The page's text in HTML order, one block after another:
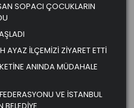
SOPACI ÇOCUKLARIN
AYAZ İLÇEMİZİ ZİYARET ETTİ
ANINDA MÜDAHALE
VE İSTANBUL